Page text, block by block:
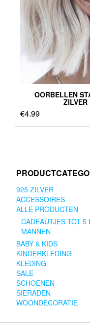
OORBELLEN
ZILVER
€4.99
925 ZILVER
ACCESSOIRES
ALLE PRODUCTEN
CADEAUTJES TOT 5
MANNEN
BABY & KIDS
KINDERKLEDING
KLEDING
SALE
SCHOENEN
SIERADEN
WOONDECORATIE